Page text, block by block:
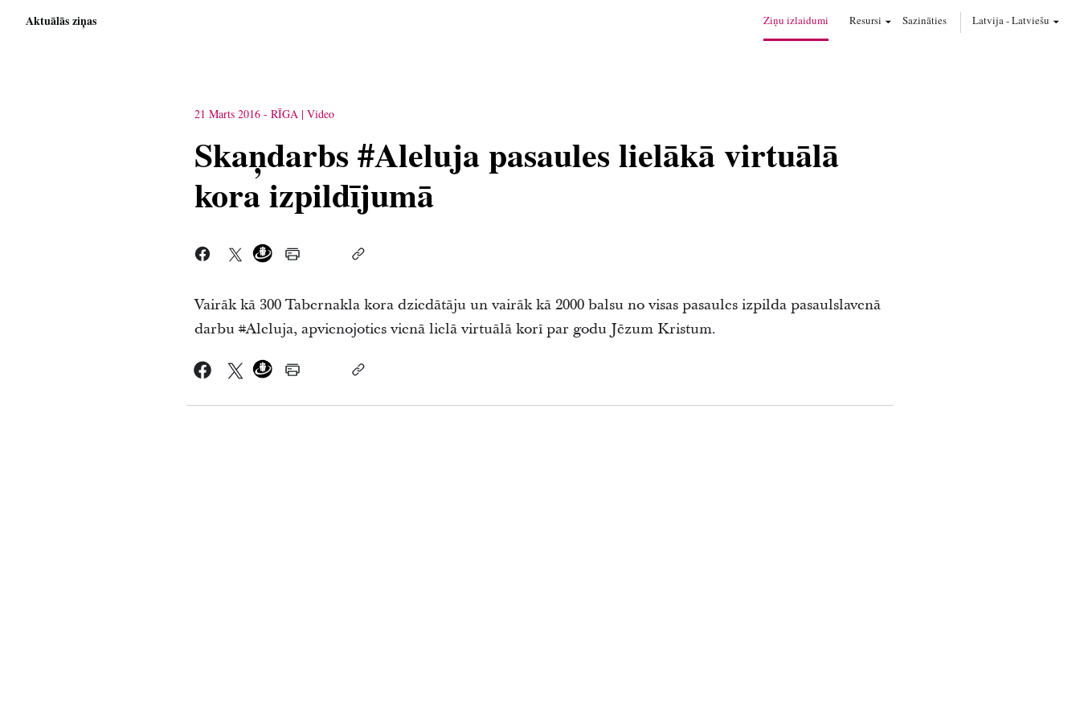
Aktuālās ziņas Ziņu izlaidumi Resursi Sazināties Latvija-Latviešu
21 Marts 2016 - RĪGA Video
Skaņdarbs #Aleluja pasaules lielākā virtuālā
kora izpildījumā
Vairāk kā 300 Tabernakla kora dziedātāju un vairāk kā 2000 balsu no visas pasaules izpilda pasaulslavenā
darbu #Aleluja, apvienojoties vienā lielā virtuālā korī par godu Jēzum Kristum.